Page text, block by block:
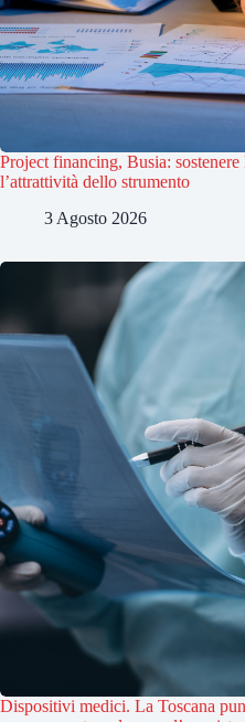
Project financing, Busia: sostenere
l’attrattività dello strumento
3 Agosto 2026
Dispositivi medici. La Toscana